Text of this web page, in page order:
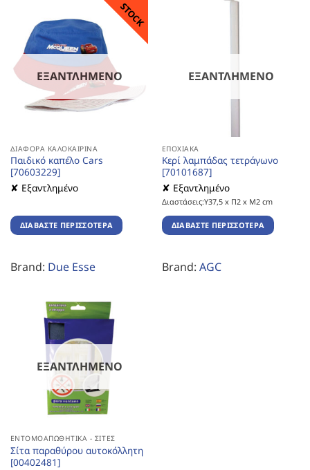
STOCK
ΕΞΑΝΤΛΗΜΈΝΟ
ΔΙΆΦΟΡΑ ΚΑΛΟΚΑΙΡΙΝΆ
Παιδικό καπέλο Cars
[70603229]
✘ Εξαντλημένο
ΔΙΑΒΆΣΤΕ ΠΕΡΙΣΣΌΤΕΡΑ
Brand: Due Esse
ΕΞΑΝΤΛΗΜΈΝΟ
ΕΠΟΧΙΑΚΆ
Κερί λαμπάδας τετράγωνο
[70101687]
✘ Εξαντλημένο
Διαστάσεις:Υ37,5 x Π2 x Μ2 cm
ΔΙΑΒΆΣΤΕ ΠΕΡΙΣΣΌΤΕΡΑ
Brand: AGC
ΕΞΑΝΤΛΗΜΈΝΟ
ΕΝΤΟΜΟΑΠΩΘΗΤΙΚΆ - ΣΊΤΕΣ
Σίτα παραθύρου αυτοκόλλητη
[00402481]